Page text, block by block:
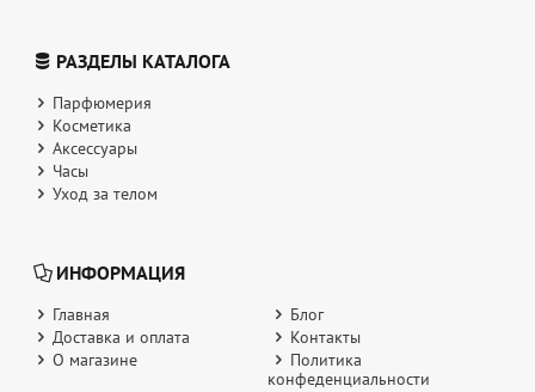
РАЗДЕЛЫ КАТАЛОГА
Парфюмерия
Косметика
Аксессуары
Часы
Уход за телом
ИНФОРМАЦИЯ
Главная
Блог
Доставка и оплата
Контакты
О магазине
Политика
конфеденциальности